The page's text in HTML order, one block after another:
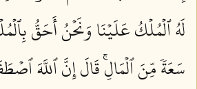
لَهُ ٱلۡمُلۡكُ عَلَيۡنَا وَنَحۡنُ أَحَقُّ
سَعَةٗ مِّنَ ٱلۡمَالِۚ قَالَ إِنَّ ٱللَّهَ